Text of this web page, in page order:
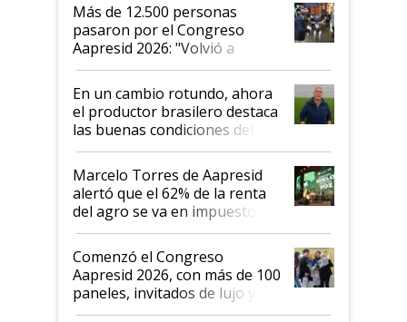
Más de 12.500 personas
pasaron por el Congreso
Aapresid 2026: "Volvió a
demostrar que hablar del
suelo es hablar de todo el
sistema productivo"
En un cambio rotundo, ahora
el productor brasilero destaca
las buenas condiciones del
agro argentino para invertir:
"Los veo más motivados"
Marcelo Torres de Aapresid
alertó que el 62% de la renta
del agro se va en impuestos:
"No es bueno que en
Argentina se sigan discutiendo
las mismas cosas de hace 50
años"
Comenzó el Congreso
Aapresid 2026, con más de 100
paneles, invitados de lujo y
todas las tendencias